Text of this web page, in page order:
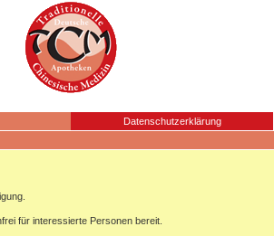
Datenschutzerklärung
für interessierte Personen bereit.